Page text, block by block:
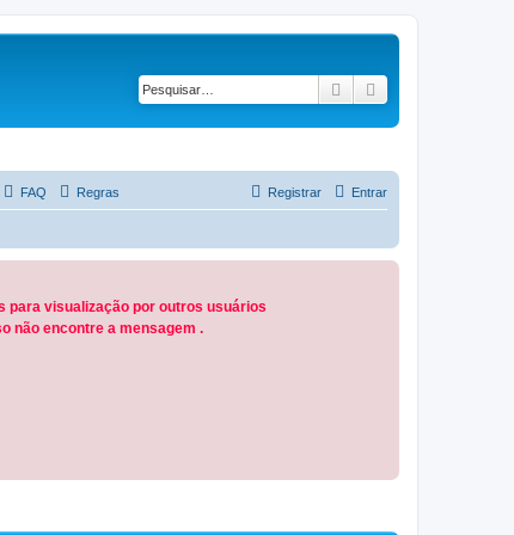
Pesquisar
FAQ Regras Entrar
Registrar
para visualização por outros usuários
não encontre a mensagem .